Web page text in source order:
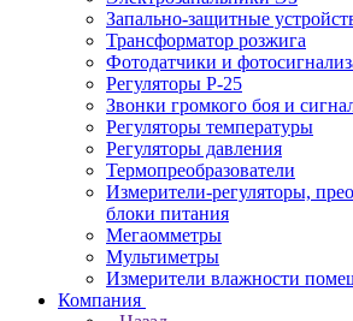
Запально-защитные
Трансформатор розжига
Фотодатчики и
Регуляторы Р-25
Звонки громкого боя и
Регуляторы температуры
Регуляторы давления
Термопреобразователи
Измерители-регуляторы,
блоки питания
Мегаомметры
Мультиметры
Измерители влажности
Компания